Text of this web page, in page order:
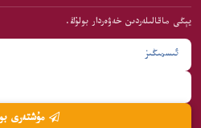
يېڭى ماقالىلەردىن خەۋەردار بولۇڭ.